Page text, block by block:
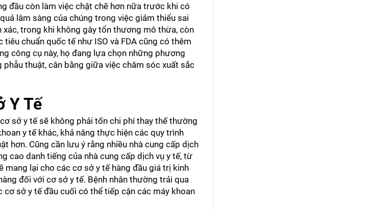
đầu còn làm việc chặt chẽ hơn nữa trước khi có
lâm sàng của chúng trong việc giảm thiểu sai
trong khi không gây tổn thương mô thừa, còn
chuẩn quốc tế như ISO và FDA cũng có thêm
công cụ này, họ đang lựa chọn những phương
thuật, cân bằng giữa việc chăm sóc xuất sắc
Y Tế
sở y tế sẽ không phải tốn chi phí thay thế thường
y tế khác, khả năng thực hiện các quy trình
hơn. Cũng cần lưu ý rằng nhiều nhà cung cấp dịch
cao danh tiếng của nhà cung cấp dịch vụ y tế, từ
mang lại cho các cơ sở y tế hàng đầu giá trị kinh
đối với cơ sở y tế. Bệnh nhân thường trải qua
sở y tế đầu cuối có thể tiếp cận các máy khoan